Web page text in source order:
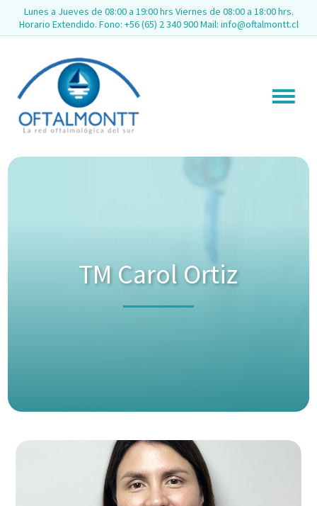
Lunes a Jueves de 08:00 a 19:00 hrs Viernes de 08:00 a 18:00 hrs.
Horario Extendido. Fono: +56 (65) 2 340 900 Mail: info@oftalmontt.cl
TM Carol Ortiz